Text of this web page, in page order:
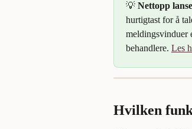
💡 Nettopp
hurtigtast for å
meldingsvinduer
behandlere. Les
Hvilken